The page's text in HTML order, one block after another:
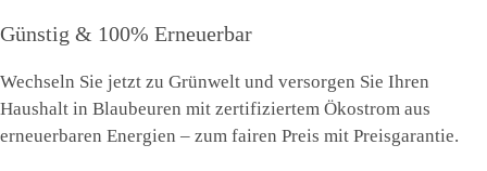
Günstig & 100% Erneuerbar
Wechseln Sie jetzt zu Grünwelt und versorgen Sie Ihren
Haushalt in Blaubeuren mit zertifiziertem Ökostrom aus
erneuerbaren Energien – zum fairen Preis mit Preisgarantie.